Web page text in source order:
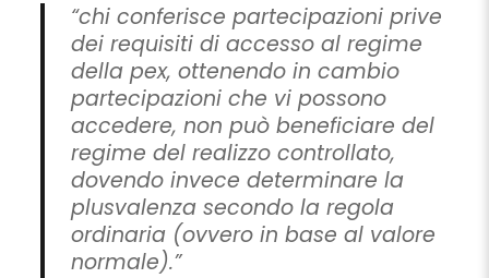
“chi conferisce partecipazioni prive
dei requisiti di accesso al regime
della pex, ottenendo in cambio
partecipazioni che vi possono
accedere, non può beneficiare del
regime del realizzo controllato,
dovendo invece determinare la
plusvalenza secondo la regola
ordinaria (ovvero in base al valore
normale).”